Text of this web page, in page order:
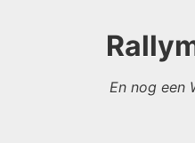
En nog een